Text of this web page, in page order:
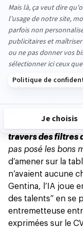
2021. Depuis fin
plateforme est de
l’IA pour réaliser
parcours, sa vision
personnalité, puis
L’IA, le
parfaitement
travers des filtres
pas posé les bons
d’amener sur la
n’avaient aucune
Gentina, l’IA joue
des talents” en se
entremetteuse
exprimées sur le